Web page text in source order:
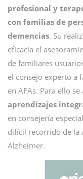
profesional y
con familias de
demencias. Su
eficacia el
de familiares
el consejo experto a
en AFAs. Para ello
aprendizajes
en consejería
difícil recorrido de la
Alzheimer.